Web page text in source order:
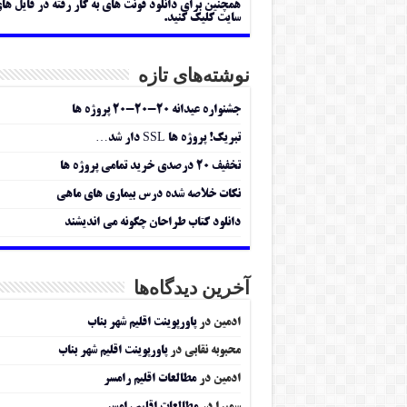
همچنین برای دانلود فونت های به کار رفته در فایل
سایت کلیک کنید.
نوشته‌های تازه
جشنواره عیدانه ۲۰-۲۰-۲۰ پروژه ها
تبریک! پروژه ها SSL دار شد…
تخفیف ۲۰ درصدی خرید تمامی پروژه ها
نکات خلاصه شده درس بیماری های ماهی
دانلود کتاب طراحان چگونه می اندیشند
آخرین دیدگاه‌ها
ادمین درپاورپوینت اقلیم شهر بناب
محبوبه نقابی درپاورپوینت اقلیم شهر بناب
ادمین درمطالعات اقلیم رامسر